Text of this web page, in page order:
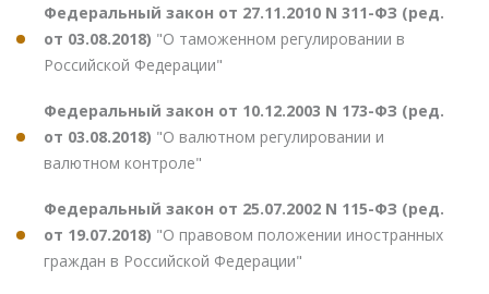
Федеральный закон от 27.11.2010 N 311-ФЗ (ред.
от 03.08.2018) "О таможенном регулировании в
Российской Федерации"
Федеральный закон от 10.12.2003 N 173-ФЗ (ред.
от 03.08.2018) "О валютном регулировании и
валютном контроле"
Федеральный закон от 25.07.2002 N 115-ФЗ (ред.
от 19.07.2018) "О правовом положении иностранных
граждан в Российской Федерации"